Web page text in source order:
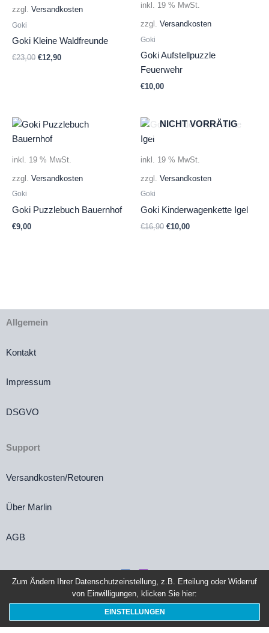
zzgl. Versandkosten
Goki
Goki Kleine Waldfreunde
€23,00 Ursprünglicher
€12,90Aktueller
inkl. 19 % MwSt.
zzgl. Versandkosten
Goki
Goki Aufstellpuzzle
Feuerwehr
€10,00
inkl. 19 % MwSt.
zzgl. Versandkosten
Goki
Goki Puzzlebuch Bauernhof
€9,00
NICHT VORRÄTIG
inkl. 19 % MwSt.
zzgl. Versandkosten
Goki
Goki Kinderwagenkette Igel
€16,90 Ursprünglicher
€10,00Aktueller
Allgemein
Kontakt
Impressum
DSGVO
Support
Versandkosten/Retouren
Über Marlin
AGB
Vertrag widerrufen
Zum Ändern Ihrer Datenschutzeinstellung, z.B. Erteilung oder Widerruf
von Einwilligungen, klicken Sie hier:
EINSTELLUNGEN